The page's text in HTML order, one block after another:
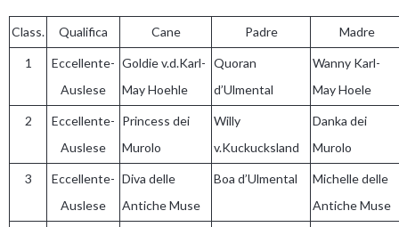
Class. Qualifica Cane Padre Madre
1
Eccellente-
Auslese
Goldie v.d.Karl-
May Hoehle
Quoran
d’Ulmental
Wanny Karl-
May Hoele
2
Eccellente-
Auslese
Princess dei
Murolo
Willy
v.Kuckucksland
Danka dei
Murolo
3
Eccellente-
Auslese
Diva delle
Antiche Muse
Boa d’Ulmental
Michelle delle
Antiche Muse